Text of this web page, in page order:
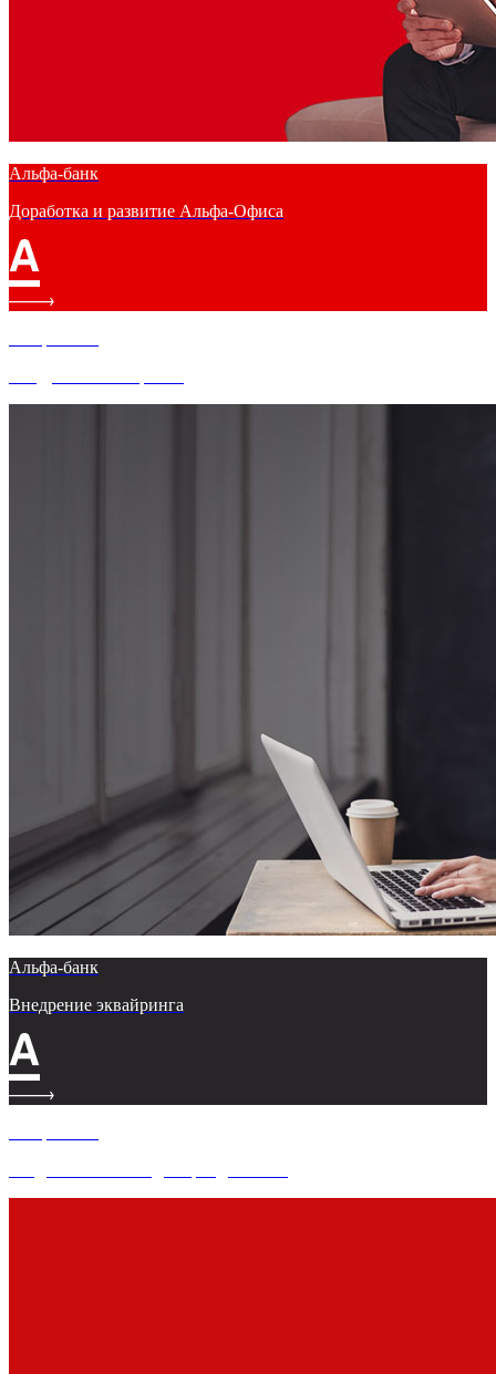
Альфа-банк
Доработка и развитие Альфа-Офиса
Альфа-банк
Внедрение эквайринга